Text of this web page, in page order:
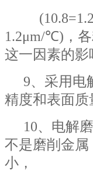
1.2μm/℃)，
这一因素的影
9、 采用电
精度和表面质
10、电解
不是磨削金
小，